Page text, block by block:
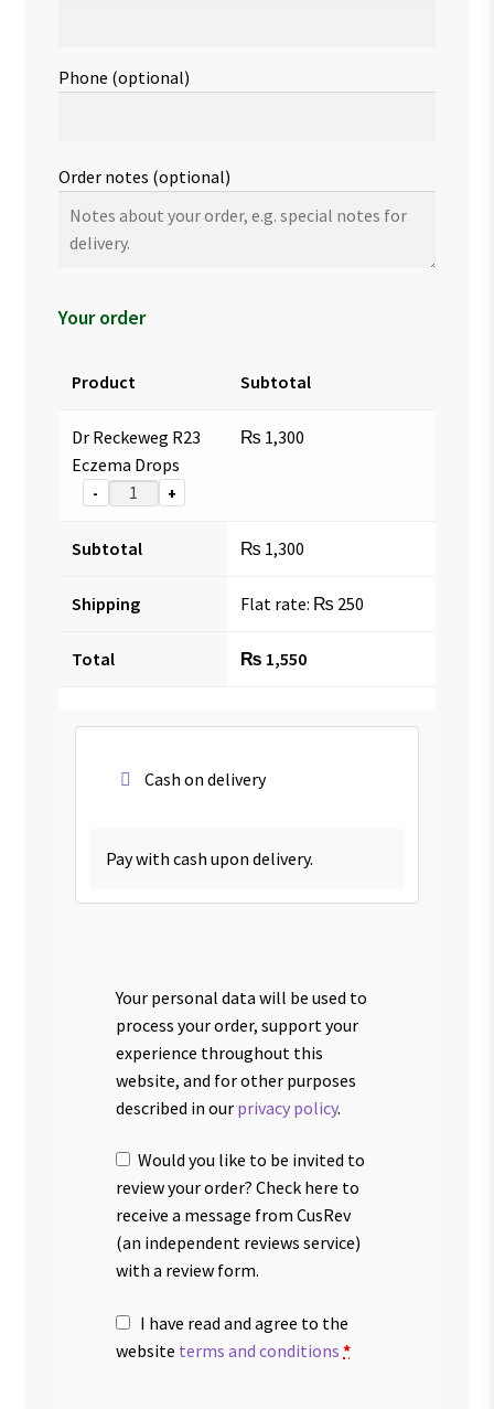
Phone (optional)
Order notes (optional)
Your order
Product Subtotal
Dr Reckeweg R23
Eczema Drops
- +
₨ 1,300
Subtotal ₨ 1,300
Shipping Flat rate: ₨ 250
Total ₨ 1,550
Cash on delivery
Pay with cash upon delivery.
Your personal data will be used to
process your order, support your
experience throughout this
website, and for other purposes
described in our privacy policy.
Would you like to be invited to
review your order? Check here to
receive a message from CusRev
(an independent reviews service)
with a review form.
I have read and agree to the
website terms and conditions *